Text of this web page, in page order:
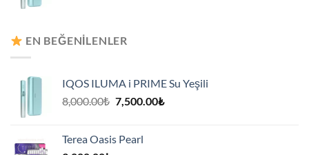
EN BEĞENILENLER
IQOS ILUMA i PRIME Su Yeşili
8,000.00₺ Orijinal
7,500.00₺Şu
Terea Oasis Pearl